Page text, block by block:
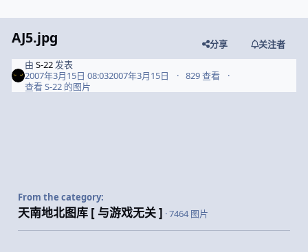
AJ5.jpg 分享
关注者
由S-22 发表
2007年3月15日 08:032007年3月15日
829 查看
查看 S-22 的图片
From the category:
天南地北图库 [ 与游戏无关 ] · 7464 图片